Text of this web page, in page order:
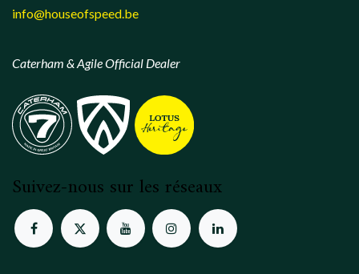
info@houseofspeed.be
Caterham & Agile Official Dealer
Suivez-nous sur les réseaux